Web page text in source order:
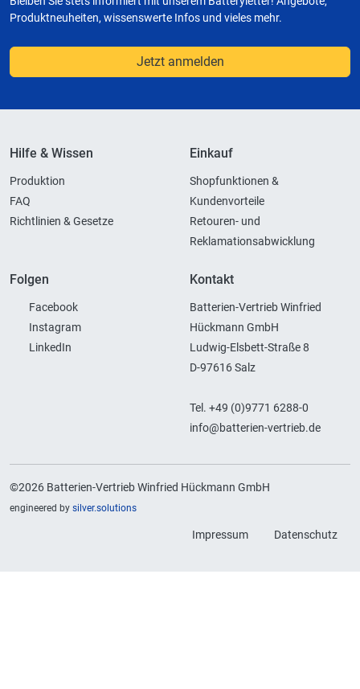
Produktneuheiten, wissenswerte Infos und vieles mehr.
Jetzt anmelden
Hilfe & Wissen
Produktion
FAQ
Richtlinien & Gesetze
Einkauf
Shopfunktionen &
Kundenvorteile
Retouren- und
Reklamationsabwicklung
Folgen
Facebook
Instagram
LinkedIn
Kontakt
Batterien-Vertrieb Winfried
Hückmann GmbH
Ludwig-Elsbett-Straße 8
D-97616 Salz
Tel. +49 (0)9771 6288-0
info@batterien-vertrieb.de
©2026 Batterien-Vertrieb Winfried Hückmann GmbH
engineered by silver.solutions
Impressum Datenschutz